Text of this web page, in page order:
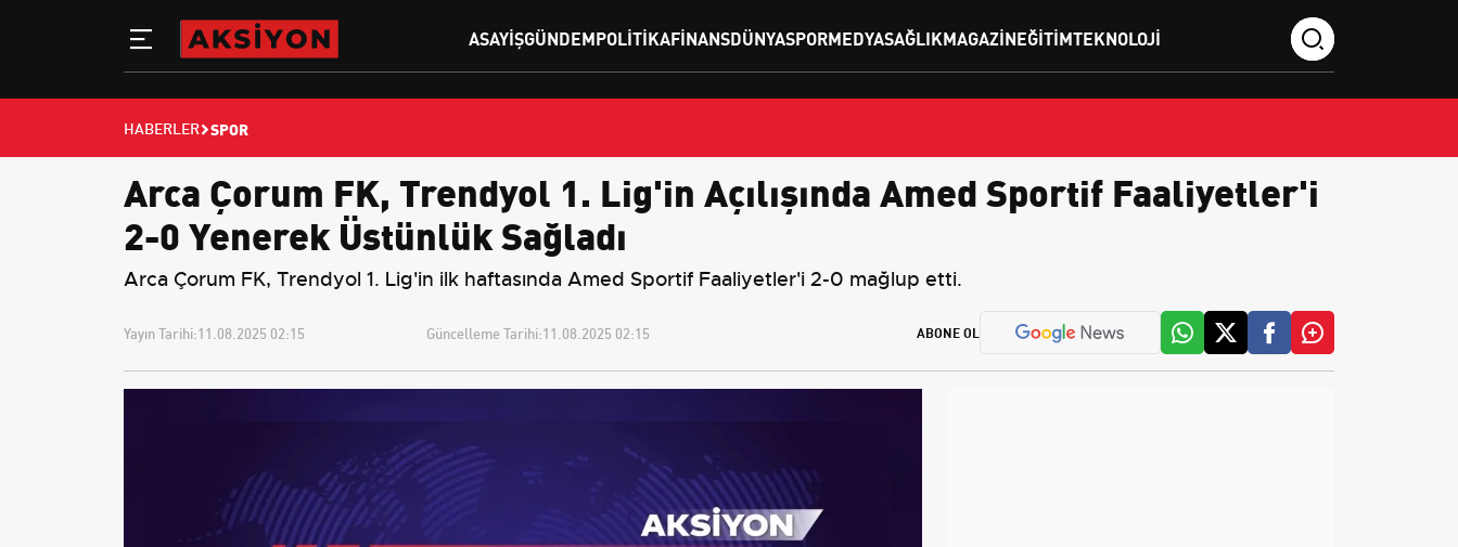
ASAYIŞGÜNDEMPOLITIKAFINANSDÜNYASPORMEDYASAĞLIKMAGAZINEĞITIMTEKNOLOJI
HABERLER SPOR
Arca Çorum FK, Trendyol 1. Lig'in Açılışında Amed Sportif Faaliyetler'i
2-0 Yenerek Üstünlük Sağladı
Arca Çorum FK, Trendyol 1. Lig'in ilk haftasında Amed Sportif Faaliyetler'i 2-0 mağlup etti.
Yayın Tarihi:11.08.2025 02:15 Güncelleme Tarihi:11.08.2025 02:15 ABONE OL